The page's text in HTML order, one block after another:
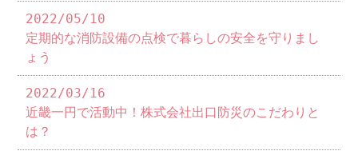
2022/05/10
定期的な消防設備の点検で暮らしの安全を守りまし
ょう
2022/03/16
近畿一円で活動中！株式会社出口防災のこだわりと
は？